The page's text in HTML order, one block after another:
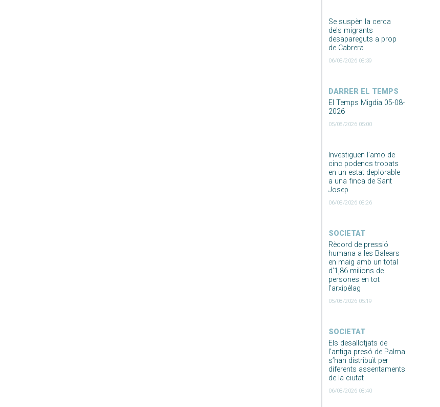
Se suspèn la cerca
dels migrants
desapareguts a prop
de Cabrera
06/08/2026 08:39
DARRER EL TEMPS
El Temps Migdia 05-08-
2026
05/08/2026 05:00
Investiguen l’amo de
cinc podencs trobats
en un estat deplorable
a una finca de Sant
Josep
06/08/2026 08:26
SOCIETAT
Rècord de pressió
humana a les Balears
en maig amb un total
d’1,86 milions de
persones en tot
l’arxipèlag
05/08/2026 05:19
SOCIETAT
Els desallotjats de
l’antiga presó de Palma
s’han distribuït per
diferents assentaments
de la ciutat
06/08/2026 08:40